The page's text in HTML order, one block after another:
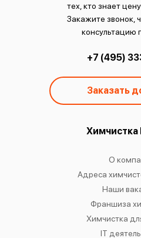
тех, кто знает
Закажите звонок,
консультацию
+7 (495)
Заказать
Химчистка
О
Адреса
Наши
Франшиза
Химчистка
IT